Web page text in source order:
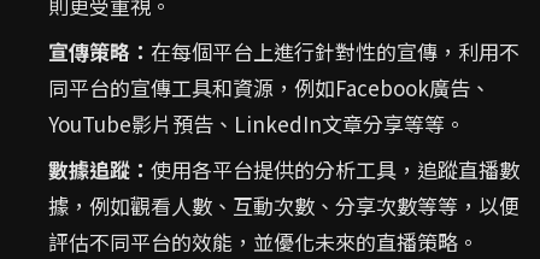
宣傳策略： 在每個平台上進行針對性的宣傳，利用不
同平台的宣傳工具和資源，例如Facebook廣告、
YouTube影片預告、LinkedIn文章分享等等。
數據追蹤： 使用各平台提供的分析工具，追蹤直播數
據，例如觀看人數、互動次數、分享次數等等，以便
評估不同平台的效能，並優化未來的直播策略。